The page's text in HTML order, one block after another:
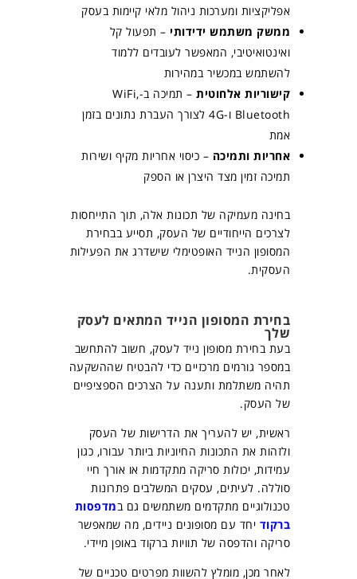
אפליקציות ומערכות ניהול מלאי קיימות בעסק
ממשק משתמש ידידותי – תפעול קל
ואינטואיטיבי, המאפשר לעובדים ללמוד
להשתמש במכשיר במהירות
קישוריות אלחוטית
– תמיכה ב-WiFi,
Bluetooth ו-4G לצורך העברת נתונים בזמן
אמת
אחריות ותמיכה – כיסוי אחריות מקיף ושירות
תמיכה זמין מצד היצרן או הספק
בחינה מעמיקה של תכונות אלה, תוך התייחסות
לצרכים הייחודיים של העסק, תסייע בבחירת
המסופון הנייד האופטימלי שישדרג את הפעילות
העסקית.
בחירת המסופון הנייד המתאים לעסק
שלך
בעת בחירת מסופון נייד לעסק, חשוב להתחשב
במספר גורמים מרכזיים כדי להבטיח שההשקעה
תהיה משתלמת ותענה על הצרכים הספציפיים
של העסק.
ראשית, יש להעריך את הדרישות של העסק
ולזהות את התכונות החיוניות ביותר עבורו, כגון
עמידות, יכולות סריקה מתקדמות או אורך חיי
סוללה. לעיתים, עסקים המשלבים פתרונות
טכנולוגיים מתקדמים משתמשים גם במדפסות
ברקוד יחד עם מסופונים ניידים, מה שמאפשר
סריקה והדפסה של תוויות ברקוד באופן מיידי.
לאחר מכן, מומלץ להשוות מפרטים טכניים של